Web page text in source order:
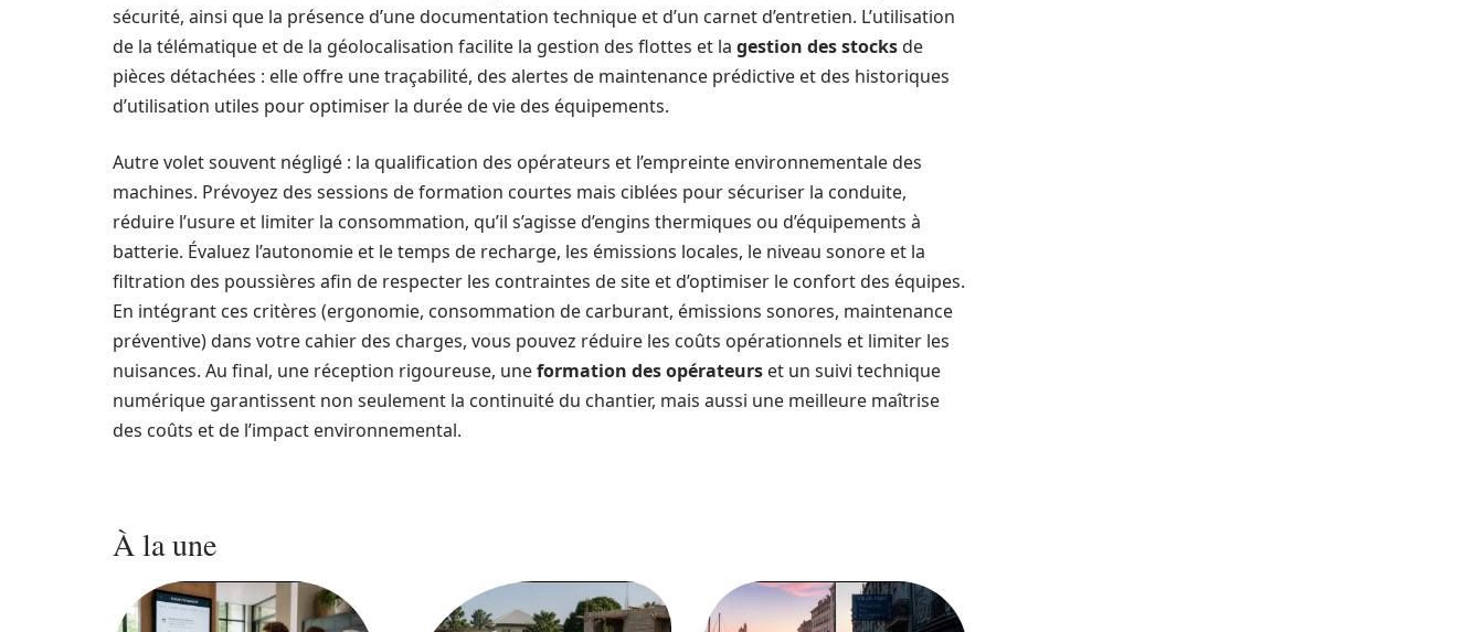
sécurité, ainsi que la présence d’une documentation technique et d’un carnet d’entretien. L’utilisation
de la télématique et de la géolocalisation facilite la gestion des flottes et la gestion des stocksde
pièces détachées : elle offre une traçabilité, des alertes de maintenance prédictive et des historiques
d’utilisation utiles pour optimiser la durée de vie des équipements.
Autre volet souvent négligé : la qualification des opérateurs et l’empreinte environnementale des
machines. Prévoyez des sessions de formation courtes mais ciblées pour sécuriser la conduite,
réduire l’usure et limiter la consommation, qu’il s’agisse d’engins thermiques ou d’équipements à
batterie. Évaluez l’autonomie et le temps de recharge, les émissions locales, le niveau sonore et la
filtration des poussières afin de respecter les contraintes de site et d’optimiser le confort des équipes.
En intégrant ces critères (ergonomie, consommation de carburant, émissions sonores, maintenance
préventive) dans votre cahier des charges, vous pouvez réduire les coûts opérationnels et limiter les
nuisances. Au final, une réception rigoureuse, uneformation des opérateurs et un suivi technique
numérique garantissent non seulement la continuité du chantier, mais aussi une meilleure maîtrise
des coûts et de l’impact environnemental.
À la une